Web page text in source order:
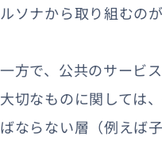
ルソナから取り組むの
一方で、公共のサービ
大切なものに関しては
ばならない層（例えば